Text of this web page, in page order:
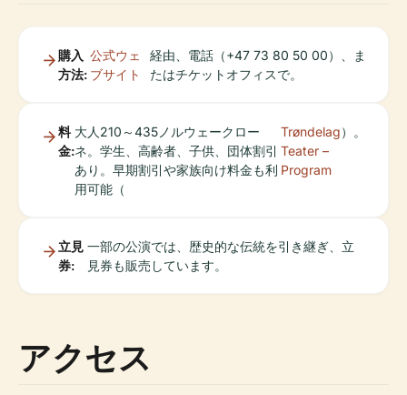
購入
方法:
公式ウェ
ブサイト
経由、電話（+47 73 80 50 00）、ま
たはチケットオフィスで。
料
金:
大人210～435ノルウェークロー
ネ。学生、高齢者、子供、団体割引
あり。早期割引や家族向け料金も利
用可能（
Trøndelag
Teater –
Program
）。
立見
券:
一部の公演では、歴史的な伝統を引き継ぎ、立
見券も販売しています。
アクセス